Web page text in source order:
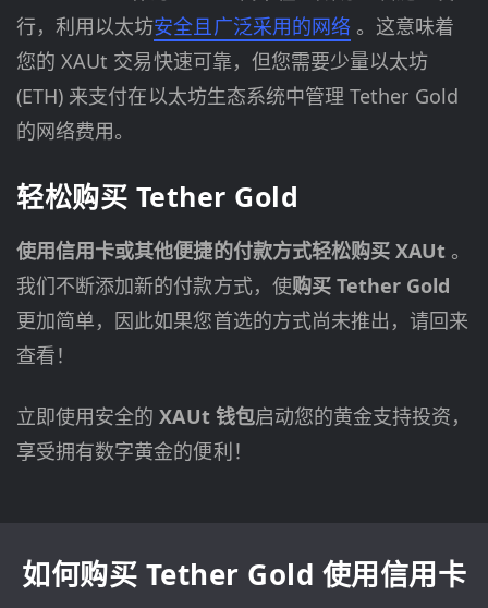
行，利用以太坊安全且广泛采用的网络。这意味着
您的 XAUt 交易快速可靠，但您需要少量以太坊
(ETH) 来支付在以太坊生态系统中管理 Tether Gold
的网络费用。
轻松购买 Tether Gold
使用信用卡或其他便捷的付款方式轻松购买 XAUt。
我们不断添加新的付款方式，使购买 Tether Gold
更加简单，因此如果您首选的方式尚未推出，请回来
查看！
立即使用安全的 XAUt 钱包启动您的黄金支持投资，
享受拥有数字黄金的便利！
如何购买 Tether Gold 使用信用卡